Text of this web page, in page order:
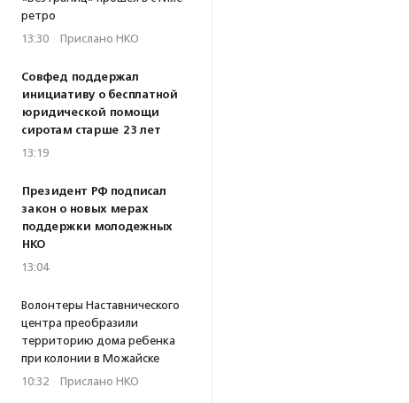
ретро
13:30 · Прислано НКО
Совфед поддержал
инициативу о бесплатной
юридической помощи
сиротам старше 23 лет
13:19
Президент РФ подписал
закон о новых мерах
поддержки молодежных
НКО
13:04
Волонтеры Наставнического
центра преобразили
территорию дома ребенка
при колонии в Можайске
10:32 · Прислано НКО